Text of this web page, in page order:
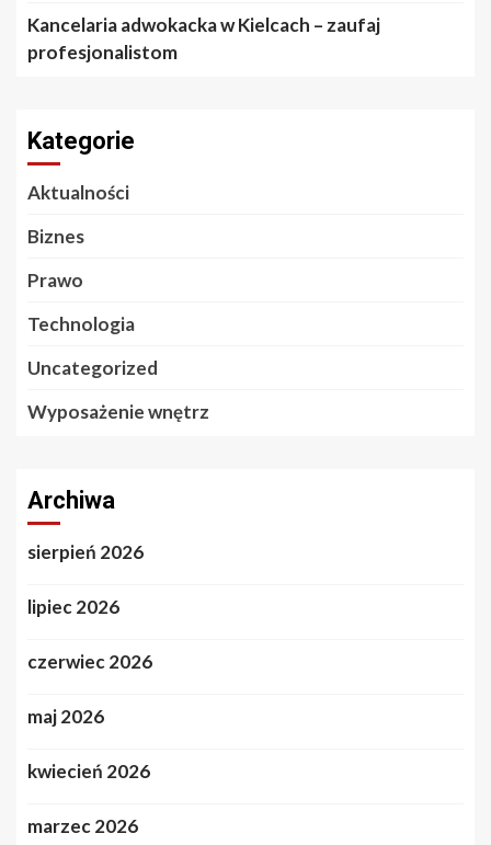
Kancelaria adwokacka w Kielcach – zaufaj
profesjonalistom
Kategorie
Aktualności
Biznes
Prawo
Technologia
Uncategorized
Wyposażenie wnętrz
Archiwa
sierpień 2026
lipiec 2026
czerwiec 2026
maj 2026
kwiecień 2026
marzec 2026